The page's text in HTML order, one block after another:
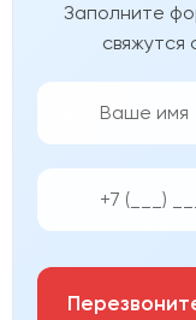
Заполните
свяжутся